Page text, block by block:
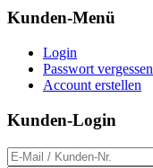
Kunden-Menü
Login
Passwort vergessen
Account erstellen
Kunden-Login